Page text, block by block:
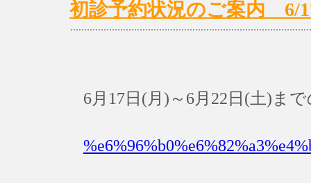
初診予約状況のご案内 6/
6月17日(月)～6月22日(土)ま